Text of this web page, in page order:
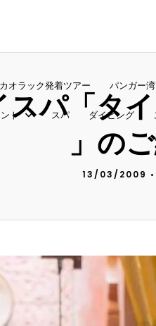
カオラック発着ツアー パンガー
ト スパ ダイビング
スパ「タ
」の
13/03/2009 •